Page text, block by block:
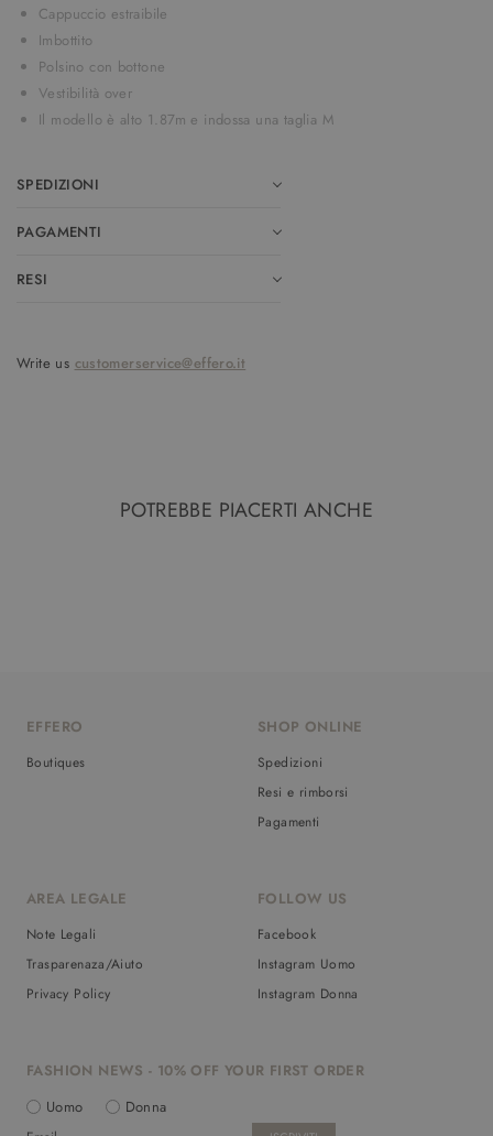
Cappuccio estraibile
Imbottito
Polsino con bottone
Vestibilità over
Il modello è alto 1.87m e indossa una taglia M
SPEDIZIONI
PAGAMENTI
RESI
Write us customerservice@effero.it
POTREBBE PIACERTI ANCHE
EFFERO
Boutiques
SHOP ONLINE
Spedizioni
Resi e rimborsi
Pagamenti
AREA LEGALE
Note Legali
Trasparenaza/Aiuto
Privacy Policy
FOLLOW US
Facebook
Instagram Uomo
Instagram Donna
FASHION NEWS - 10% OFF YOUR FIRST ORDER
Uomo
Donna